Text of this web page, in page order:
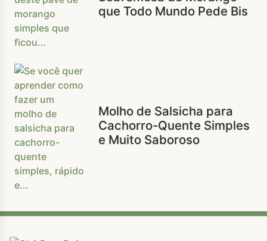
que Todo Mundo Pede Bis
Molho de Salsicha para
Cachorro-Quente Simples
e Muito Saboroso